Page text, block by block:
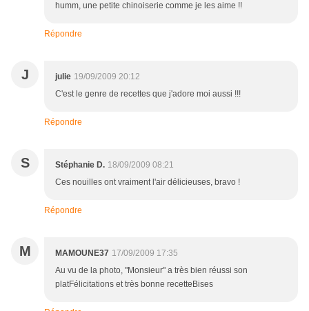
humm, une petite chinoiserie comme je les aime !!
Répondre
J julie 19/09/2009 20:12
C'est le genre de recettes que j'adore moi aussi !!!
Répondre
S Stéphanie D. 18/09/2009 08:21
Ces nouilles ont vraiment l'air délicieuses, bravo !
Répondre
M MAMOUNE37 17/09/2009 17:35
Au vu de la photo, "Monsieur" a très bien réussi son
platFélicitations et très bonne recetteBises